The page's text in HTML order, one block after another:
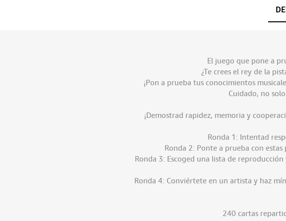
El juego que pone a
¿Te crees el rey de la
¡Pon a prueba tus conocimientos
Cuidado, no
¡Demostrad rapidez, memoria y
Ronda 1: Intentad
Ronda 2: Ponte a prueba con
Ronda 3: Escoged una lista de
Ronda 4: Conviértete en un artista y haz
240 cartas